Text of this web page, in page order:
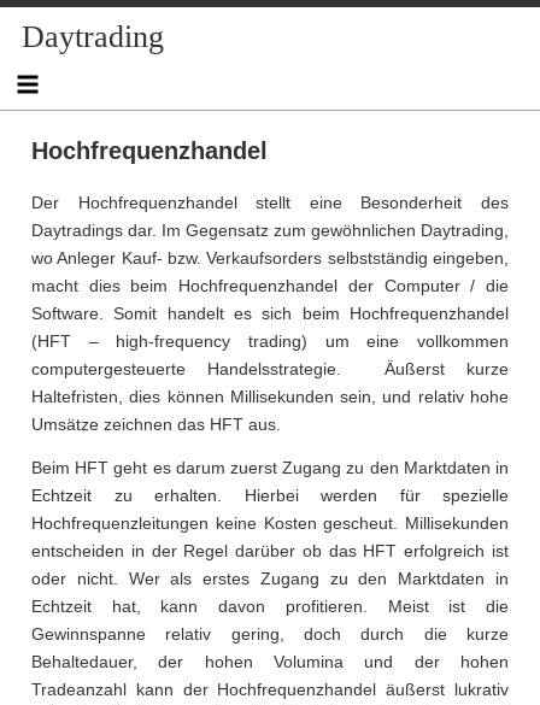
Daytrading
Hochfrequenzhandel
Der Hochfrequenzhandel stellt eine Besonderheit des
Daytradings dar. Im Gegensatz zum gewöhnlichen Daytrading,
wo Anleger Kauf- bzw. Verkaufsorders selbstständig eingeben,
macht dies beim Hochfrequenzhandel der Computer / die
Software. Somit handelt es sich beim Hochfrequenzhandel
(HFT – high-frequency trading) um eine vollkommen
computergesteuerte Handelsstrategie. Äußerst kurze
Haltefristen, dies können Millisekunden sein, und relativ hohe
Umsätze zeichnen das HFT aus.
Beim HFT geht es darum zuerst Zugang zu den Marktdaten in
Echtzeit zu erhalten. Hierbei werden für spezielle
Hochfrequenzleitungen keine Kosten gescheut. Millisekunden
entscheiden in der Regel darüber ob das HFT erfolgreich ist
oder nicht. Wer als erstes Zugang zu den Marktdaten in
Echtzeit hat, kann davon profitieren. Meist ist die
Gewinnspanne relativ gering, doch durch die kurze
Behaltedauer, der hohen Volumina und der hohen
Tradeanzahl kann der Hochfrequenzhandel äußerst lukrativ